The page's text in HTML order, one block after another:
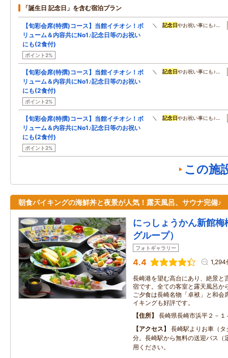
「誕生日 記念日」を含む宿泊プラン
【旬彩会席(特撰)コース】当館イチオシ！ボ
リューム＆内容共にNo1♪記念日等のお祝い
にも(2食付)
ポイント2%
＼記念日やお祝い事にも♪…
【旬彩会席(特撰)コース】当館イチオシ！ボ
リューム＆内容共にNo1♪記念日等のお祝い
にも(2食付)
ポイント2%
＼記念日やお祝い事にも♪…
【旬彩会席(特撰)コース】当館イチオシ！ボ
リューム＆内容共にNo1♪記念日等のお祝い
にも(2食付)
ポイント2%
＼記念日やお祝い事にも♪…
この施
朝食バイキングの海鮮丼と夜景が人気！露天風呂、サウナ完備♪
にっしょうかん新館
グループ）
フォトギャラリー
4.4 1,294
長崎港を望む高台にあり、絶景と
宿です。全ての客室と露天風呂か
ご夕食は長崎名物「卓袱」と和会
イキングも好評です。
住所
長崎県長崎市浜平２－１
アクセス
長崎駅よりお車（
分。長崎駅から無料の送迎バス（
用ください。